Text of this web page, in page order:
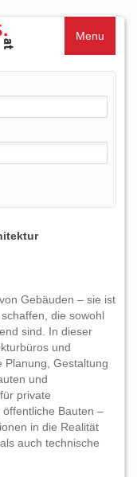
Menu
Gebäuden – sie ist
die sowohl
sind. In dieser
und
Planung, Gestaltung
und
private
Bauten –
in die Realität
auch technische